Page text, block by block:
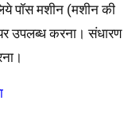
पॉस मशीन (मशीन की
उपलब्ध करना। संधारण